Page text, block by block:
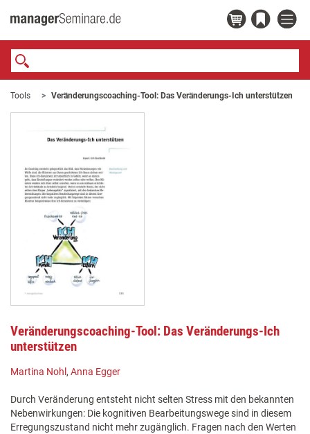
Tools Veränderungscoaching-Tool: Das Veränderungs-Ich unterstützen
Veränderungscoaching-Tool: Das Veränderungs-Ich
unterstützen
Martina Nohl , Anna Egger
Durch Veränderung entsteht nicht selten Stress mit den bekannten
Nebenwirkungen: Die kognitiven Bearbeitungswege sind in diesem
Erregungszustand nicht mehr zugänglich. Fragen nach den Werten